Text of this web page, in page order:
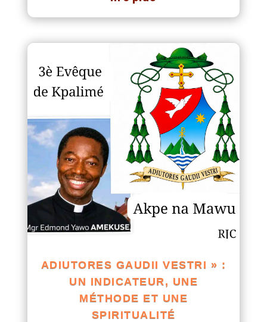
ADIUTORES GAUDII VESTRI » :
UN INDICATEUR, UNE
MÉTHODE ET UNE
SPIRITUALITÉ